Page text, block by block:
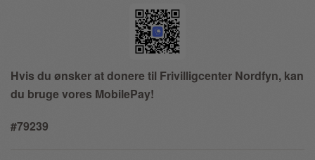
Hvis du ønsker at donere til Frivilligcenter Nordfyn, kan
du bruge vores MobilePay!
#79239